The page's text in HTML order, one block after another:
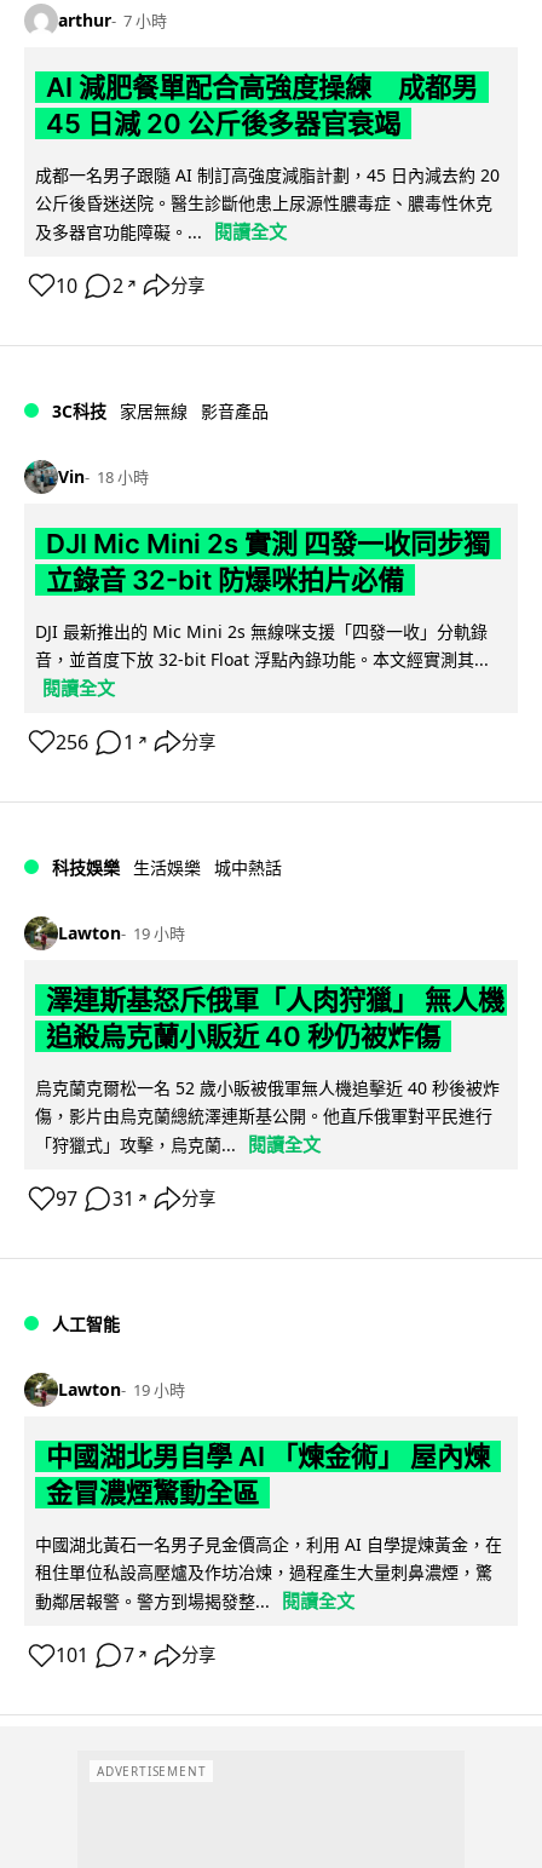
arthur 7 小時
AI 減肥餐單配合高強度操練 成都男
45 日減 20 公斤後多器官衰竭
成都一名男子跟隨 AI 制訂高強度減脂計劃，45 日內減去約 20
公斤後昏迷送院。醫生診斷他患上尿源性膿毒症、膿毒性休克
及多器官功能障礙。...
閱讀全文
10 2 ↗ 分享
3C科技 家居無線 影音產品
Vin 18 小時
DJI Mic Mini 2s 實測 四發一收同步獨
立錄音 32-bit 防爆咪拍片必備
DJI 最新推出的 Mic Mini 2s 無線咪支援「四發一收」分軌錄
音，並首度下放 32-bit Float 浮點內錄功能。本文經實測其...
閱讀全文
256 1 ↗ 分享
科技娛樂 生活娛樂 城中熱話
Lawton 19 小時
澤連斯基怒斥俄軍「人肉狩獵」 無人機
追殺烏克蘭小販近 40 秒仍被炸傷
烏克蘭克爾松一名 52 歲小販被俄軍無人機追擊近 40 秒後被炸
傷，影片由烏克蘭總統澤連斯基公開。他直斥俄軍對平民進行
「狩獵式」攻擊，烏克蘭...
閱讀全文
97 31 ↗ 分享
人工智能
Lawton 19 小時
中國湖北男自學 AI 「煉金術」 屋內煉
金冒濃煙驚動全區
中國湖北黃石一名男子見金價高企，利用 AI 自學提煉黃金，在
租住單位私設高壓爐及作坊冶煉，過程產生大量刺鼻濃煙，驚
動鄰居報警。警方到場揭發整...
閱讀全文
101 7 ↗ 分享
ADVERTISEMENT